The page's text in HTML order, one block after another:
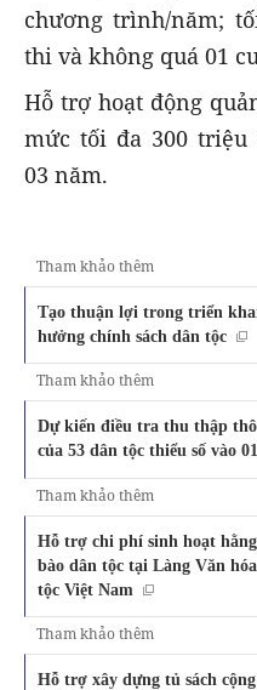
chương trình/năm;
thi và không quá 01
Hỗ trợ hoạt động
mức tối đa 300 triệu
03 năm.
Tham khảo thêm
Tạo thuận lợi trong triển
hưởng chính sách dân tộc
Tham khảo thêm
Dự kiến điều tra thu thập
của 53 dân tộc thiểu số vào
Tham khảo thêm
Hỗ trợ chi phí sinh hoạt
bào dân tộc tại Làng Văn
tộc Việt Nam
Tham khảo thêm
Hỗ trợ xây dựng tủ sách